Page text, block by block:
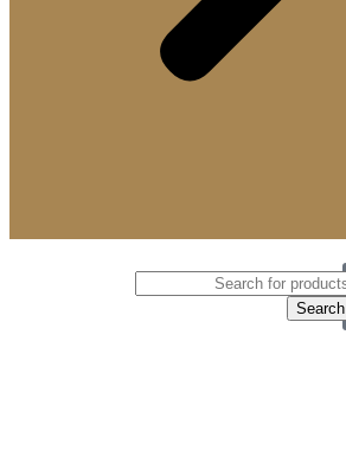
Search